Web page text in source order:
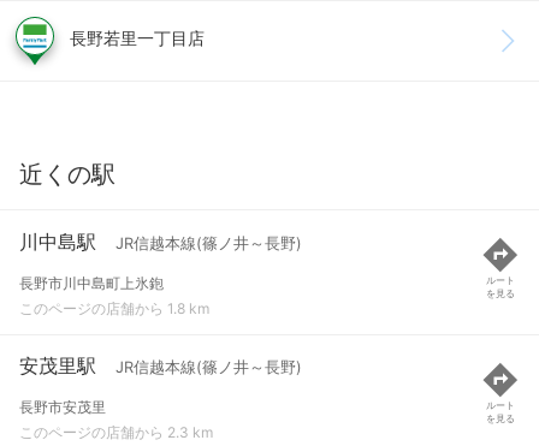
長野若里一丁目店
近くの駅
川中島駅 JR信越本線(篠ノ井～長野)
長野市川中島町上氷鉋
このページの店舗から 1.8 km
ルート
を見る
安茂里駅 JR信越本線(篠ノ井～長野)
長野市安茂里
このページの店舗から 2.3 km
ルート
を見る